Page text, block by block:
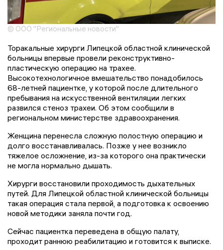
© ООО "Региональные новости"
Торакальные хирурги Липецкой областной клинической
больницы впервые провели реконструктивно-
пластическую операцию на трахее.
Высокотехнологичное вмешательство понадобилось
68-летней пациентке, у которой после длительного
пребывания на искусственной вентиляции легких
развился стеноз трахеи. Об этом сообщили в
региональном министерстве здравоохранения.
Женщина перенесла сложную полостную операцию и
долго восстанавливалась. Позже у нее возникло
тяжелое осложнение, из-за которого она практически
не могла нормально дышать.
Хирурги восстановили проходимость дыхательных
путей. Для Липецкой областной клинической больницы
такая операция стала первой, а подготовка к освоению
новой методики заняла почти год.
Сейчас пациентка переведена в общую палату,
проходит раннюю реабилитацию и готовится к выписке.